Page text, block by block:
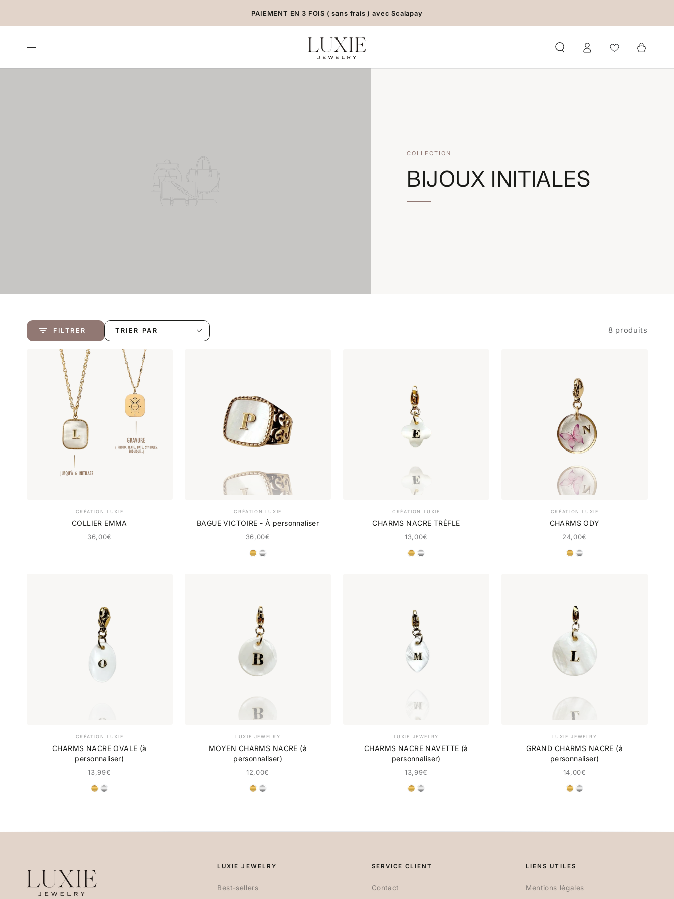
PAIEMENT EN 3 FOIS ( sans frais ) avec Scalapay
Connexion Panier
COLLECTION
BIJOUX INITIALES
TRIER PAR 8 produits
FILTRER
CRÉATION LUXIE
COLLIER EMMA
36,00€
CRÉATION LUXIE
BAGUE VICTOIRE - À personnaliser
36,00€
DORÉARGENT
CRÉATION LUXIE
CHARMS NACRE TRÈFLE
13,00€
DORÉARGENT
CRÉATION LUXIE
CHARMS ODY
24,00€
DORÉARGENT
CRÉATION LUXIE
CHARMS NACRE OVALE (à
personnaliser)
13,99€
DORÉARGENT
LUXIE JEWELRY
MOYEN CHARMS NACRE (à
personnaliser)
12,00€
DORÉARGENT
LUXIE JEWELRY
CHARMS NACRE NAVETTE (à
personnaliser)
13,99€
DORÉARGENT
LUXIE JEWELRY
GRAND CHARMS NACRE (à
personnaliser)
14,00€
DORÉARGENT
LUXIE JEWELRY
Best-sellers
SERVICE CLIENT
Contact
LIENS UTILES
Mentions légales